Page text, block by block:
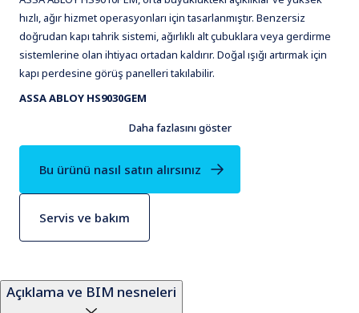
hızlı, ağır hizmet operasyonları için tasarlanmıştır. Benzersiz
doğrudan kapı tahrik sistemi, ağırlıklı alt çubuklara veya gerdirme
sistemlerine olan ihtiyacı ortadan kaldırır. Doğal ışığı artırmak için
kapı perdesine görüş panelleri takılabilir.
ASSA ABLOY HS9030GEM
ASSA ABLOY HS9030GEM, acil çıkışlı kompakt bir kapıdır. Orta
panelleri takılabilir.
olarak serbest bırakılarak açılabilir. Opsiyonel olarak kapı, her iki
tarafta bir kol ve/veya otomatik etkinleştirme ile donatılabilir.
Her iki durumda da dengeleme sisteminin yayları serbest bırakılır
ve kapı maksimum 2,0 m yüksekliğe kadar açılır (boyuta bağlı
Daha fazlasını göster
Bu ürünü nasıl satın alırsınız
Servis ve bakım
Açıklama ve BIM nesneleri